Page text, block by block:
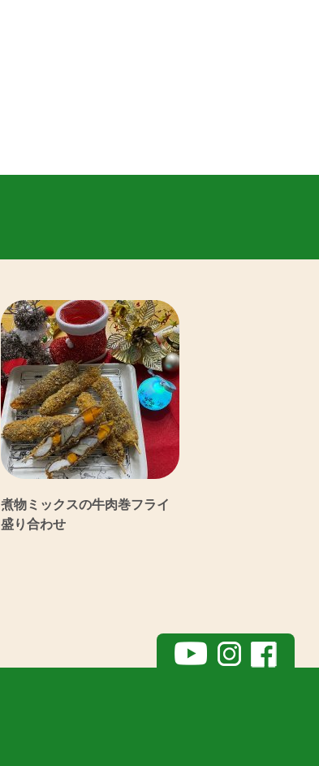
煮物ミックスの牛肉巻フライ
盛り合わせ